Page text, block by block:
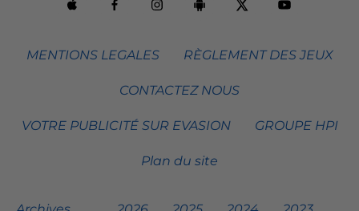
MENTIONS LEGALES RÈGLEMENT DES JEUX
CONTACTEZ NOUS
VOTRE PUBLICITÉ SUR EVASION GROUPE HPI
Plan du site